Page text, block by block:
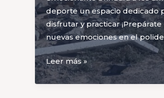
deporte un espacio dedicado
disfrutar y practicar ¡Prepárate
nuevas emociones en el
El
polideportivo
municipal
Leer más »